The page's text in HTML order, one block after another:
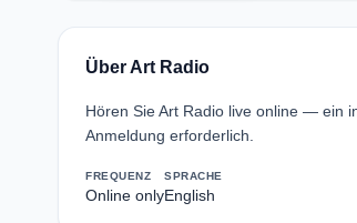
Über Art Radio
Hören Sie Art Radio live online — ein
Anmeldung erforderlich.
FREQUENZ
Online only
SPRACHE
English